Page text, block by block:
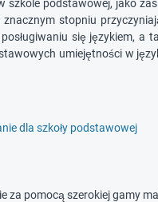
podstawowej, jako
stopniu
się językiem, a
umiejętności w
dla szkoły podstawowej
za pomocą szerokiej gamy